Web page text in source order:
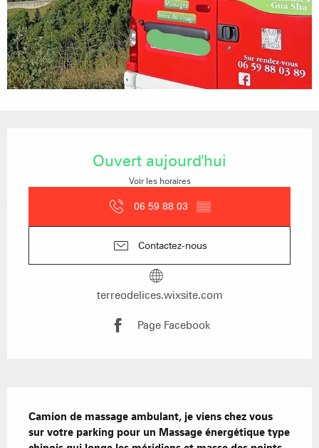
Ouvert aujourd'hui
Voir les horaires
06 59 88 03 ▒▒
Contactez-nous
terreodelices.wixsite.com
Page Facebook
Camion de massage ambulant, je viens chez vous
sur votre parking pour un Massage énergétique type